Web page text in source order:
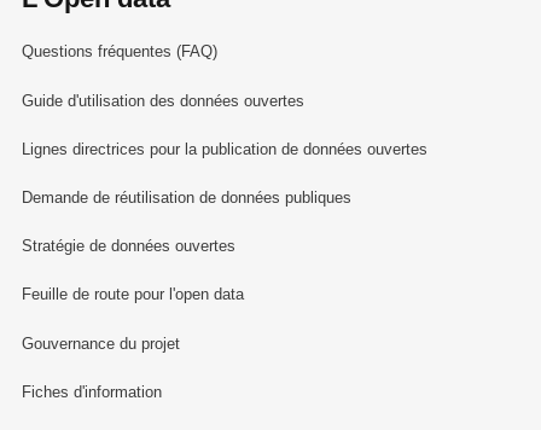
Questions fréquentes (FAQ)
Guide d'utilisation des données ouvertes
Lignes directrices pour la publication de données ouvertes
Demande de réutilisation de données publiques
Stratégie de données ouvertes
Feuille de route pour l'open data
Gouvernance du projet
Fiches d'information